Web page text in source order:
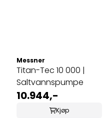
Messner
Titan-Tec 10 000 |
Saltvannspumpe
10.944,-
Kjøp